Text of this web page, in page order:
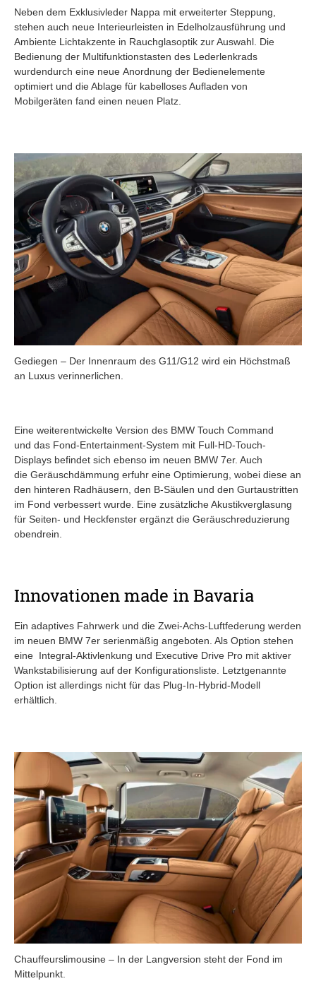
Neben dem Exklusivleder Nappa mit erweiterter Steppung,
stehen auch neue Interieurleisten in Edelholzausführung und
Ambiente Lichtakzente in Rauchglasoptik zur Auswahl. Die
Bedienung der Multifunktionstasten des Lederlenkrads
wurdendurch eine neue Anordnung der Bedienelemente
optimiert und die Ablage für kabelloses Aufladen von
Mobilgeräten fand einen neuen Platz.
Gediegen – Der Innenraum des G11/G12 wird ein Höchstmaß
an Luxus verinnerlichen.
Eine weiterentwickelte Version des BMW Touch Command
und das Fond-Entertainment-System mit Full-HD-Touch-
Displays befindet sich ebenso im neuen BMW 7er. Auch
die Geräuschdämmung erfuhr eine Optimierung, wobei diese an
den hinteren Radhäusern, den B-Säulen und den Gurtaustritten
im Fond verbessert wurde. Eine zusätzliche Akustikverglasung
für Seiten- und Heckfenster ergänzt die Geräuschreduzierung
obendrein.
Innovationen made in Bavaria
Ein adaptives Fahrwerk und die Zwei-Achs-Luftfederung werden
im neuen BMW 7er serienmäßig angeboten. Als Option stehen
eine Integral-Aktivlenkung und Executive Drive Pro mit aktiver
Wankstabilisierung auf der Konfigurationsliste. Letztgenannte
Option ist allerdings nicht für das Plug-In-Hybrid-Modell
erhältlich.
Chauffeurslimousine – In der Langversion steht der Fond im
Mittelpunkt.